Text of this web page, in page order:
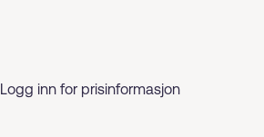
Logg inn for prisinformasjon